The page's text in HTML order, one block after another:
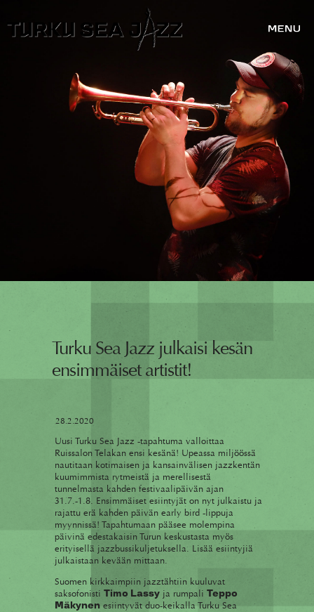
Turku Sea Jazz julkaisi kesän
ensimmäiset artistit!
28.2.2020
Uusi Turku Sea Jazz -tapahtuma valloittaa
Ruissalon Telakan ensi kesänä! Upeassa miljöössä
nautitaan kotimaisen ja kansainvälisen jazzkentän
kuumimmista rytmeistä ja merellisestä
tunnelmasta kahden festivaalipäivän ajan
31.7.-1.8. Ensimmäiset esiintyjät on nyt julkaistu ja
rajattu erä kahden päivän early bird -lippuja
myynnissä! Tapahtumaan pääsee molempina
päivinä edestakaisin Turun keskustasta myös
erityisellä jazzbussikuljetuksella. Lisää esiintyjiä
julkaistaan kevään mittaan.
Suomen kirkkaimpiin jazztähtiin kuuluvat
saksofonisti Timo Lassyja rumpali Teppo
Mäkynen esiintyvät duo-keikalla Turku Sea